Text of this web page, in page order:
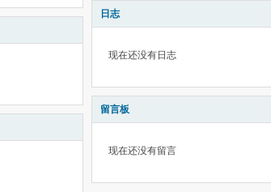
日志
现在还没有日志
留言板
现在还没有留言